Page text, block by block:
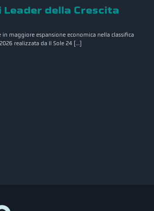
Leader della Crescita
in maggiore espansione economica nella classifica
realizzata da Il Sole 24 […]